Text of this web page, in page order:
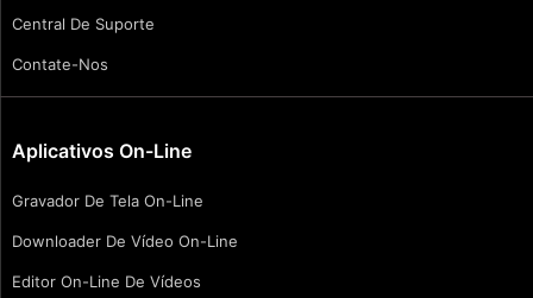
Central De Suporte
Contate-Nos
Aplicativos On-Line
Gravador De Tela On-Line
Downloader De Vídeo On-Line
Editor On-Line De Vídeos